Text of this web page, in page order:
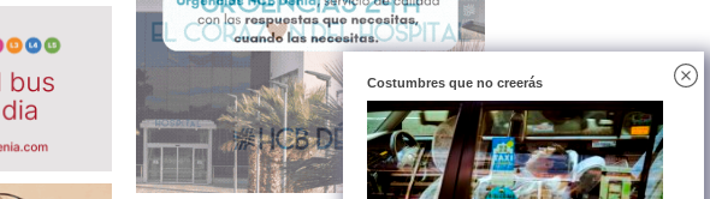
Costumbres que no creerás